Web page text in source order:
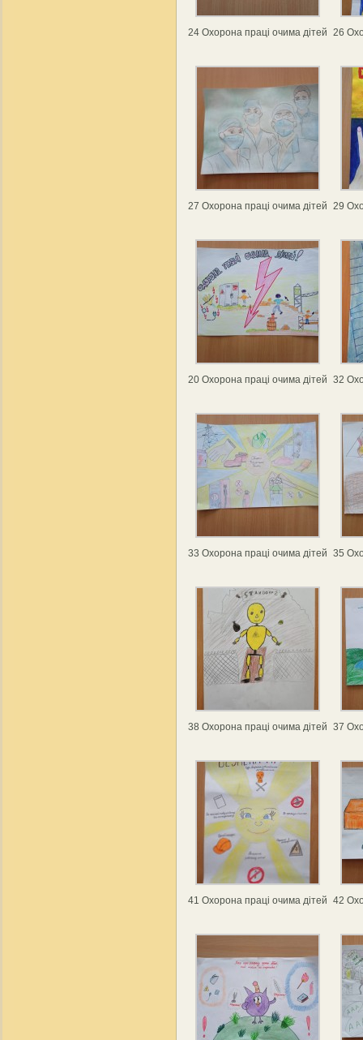
24 Охорона праці очима дітей 26
27 Охорона праці очима дітей 29
20 Охорона праці очима дітей 32
33 Охорона праці очима дітей 35
38 Охорона праці очима дітей 37
41 Охорона праці очима дітей 42